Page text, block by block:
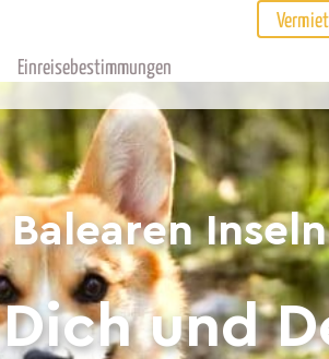
Einreisebestimmungen
Inseln
und